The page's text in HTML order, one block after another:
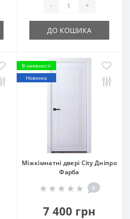
- +
ДО КОШИКА
В наявності
Новинка
Міжкімнатні двері City Дніпро
Фарба
0
7 400 грн